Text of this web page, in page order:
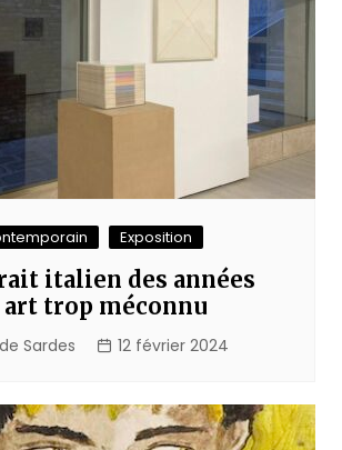
Exposition
italien des années
art trop méconnu
Sardes 12 février 2024